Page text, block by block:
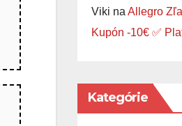
Viki na Allegro
Kupón -10€ ✅
Kategórie